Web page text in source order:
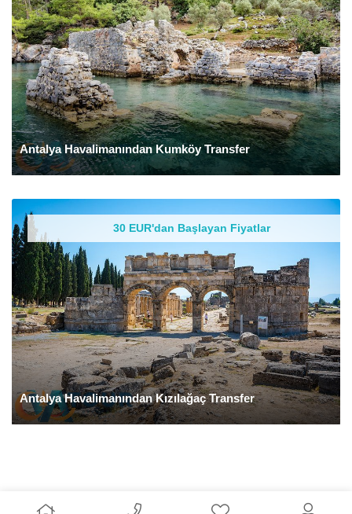
Antalya Havalimanından Kumköy Transfer
30 EUR'dan Başlayan Fiyatlar
Antalya Havalimanından Kızılağaç Transfer